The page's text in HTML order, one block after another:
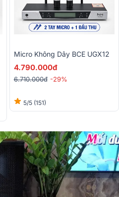
Micro Không Dây BCE UGX12
4.790.000đ
6.710.000đ -29%
5/5 (151)